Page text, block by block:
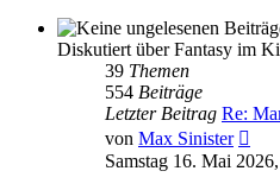
Diskutiert über Fantasy im
39 Themen
554 Beiträge
Letzter Beitrag Re:
von Max Sinister
Samstag 16. Mai